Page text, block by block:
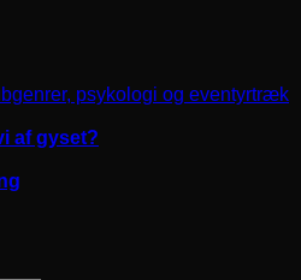
psykologi og eventyrtræk
af gyset?